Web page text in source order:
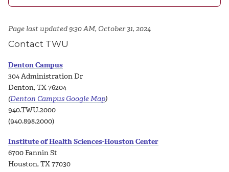
Page last updated 9:30 AM, October 31, 2024
Contact TWU
Denton Campus
304 Administration Dr
Denton, TX 76204
(Denton Campus Google Map)
940.TWU.2000
(940.898.2000)
Institute of Health Sciences-Houston Center
6700 Fannin St
Houston, TX 77030